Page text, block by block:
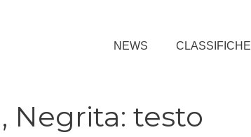
NEWS CLASSIFICHE
Negrita: testo